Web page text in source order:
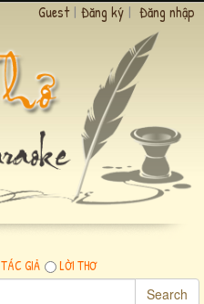
Guest | Đăng ký | Đăng nhập
TÁC GIẢ LỜI THƠ
Search